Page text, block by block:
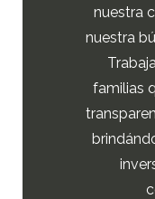
nuestra
nuestra
familias